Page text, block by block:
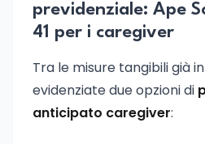
previdenziale: Ape
41 per i caregiver
Tra le misure tangibili già
evidenziate due opzioni di
anticipato caregiver: